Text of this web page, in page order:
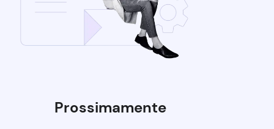
Prossimamente